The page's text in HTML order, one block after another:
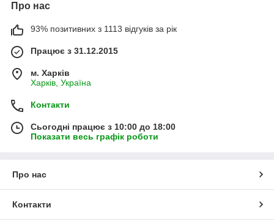
Про нас
93% позитивних з 1113 відгуків за рік
Працює з 31.12.2015
м. Харків
Харків, Україна
Контакти
Сьогодні працює з 10:00 до 18:00
Показати весь графік роботи
Про нас
Контакти